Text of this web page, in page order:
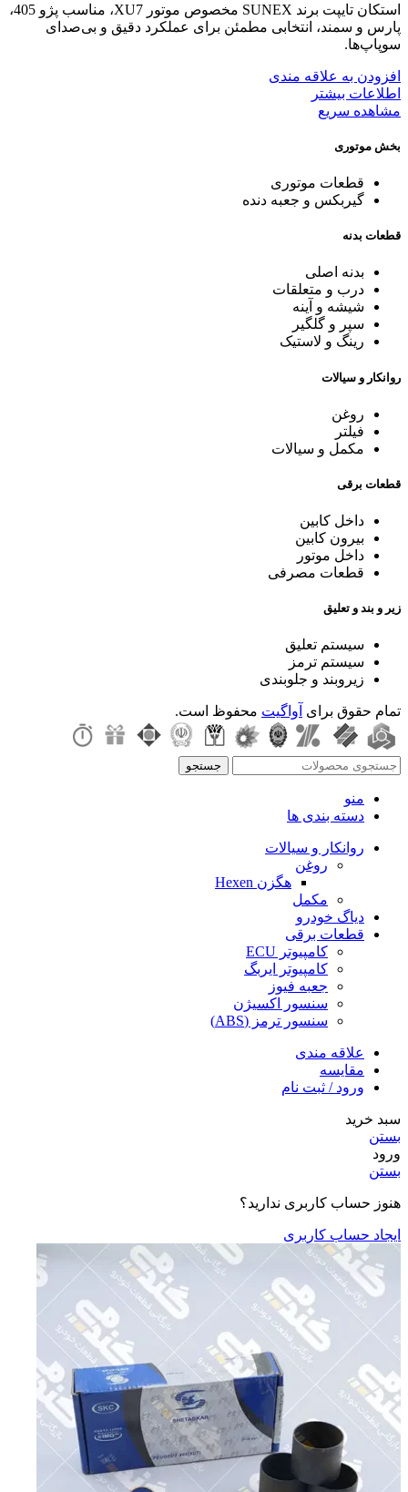
استکان تایپت برند SUNEX مخصوص موتور XU7، مناسب پژو 405،
پارس و سمند، انتخابی مطمئن برای عملکرد دقیق و بی‌صدای
سوپاپ‌ها.
افزودن به علاقه مندی
اطلاعات بیشتر
مشاهده سریع
بخش موتوری
قطعات موتوری
گیربکس و جعبه دنده
قطعات بدنه
بدنه اصلی
درب و متعلقات
شیشه و آینه
سپر و گلگیر
رینگ و لاستیک
روانکار و سیالات
روغن
فیلتر
مکمل و سیالات
قطعات برقی
داخل کابین
بیرون کابین
داخل موتور
قطعات مصرفی
زیر و بند و تعلیق
سیستم تعلیق
سیستم ترمز
زیروبند و جلوبندی
تمام حقوق برای آواگیت محفوظ است.
جستجو
منو
دسته بندی ها
روانکار و سیالات
روغن
هگزن Hexen
مکمل
دیاگ خودرو
قطعات برقی
کامپیوتر ECU
کامپیوتر ایربگ
جعبه فیوز
سنسور اکسیژن
سنسور ترمز (ABS)
علاقه مندی
مقایسه
ورود / ثبت نام
سبد خرید
بستن
ورود
بستن
هنوز حساب کاربری ندارید؟
ایجاد حساب کاربری